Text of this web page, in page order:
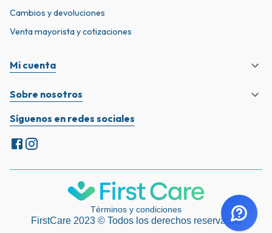
Cambios y devoluciones
Venta mayorista y cotizaciones
Mi cuenta
Sobre nosotros
Síguenos en redes sociales
Términos y condiciones
FirstCare 2023 © Todos los derechos reservados